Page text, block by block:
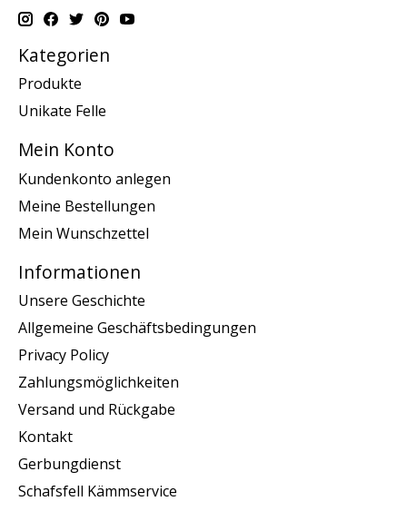
Kategorien
Produkte
Unikate Felle
Mein Konto
Kundenkonto anlegen
Meine Bestellungen
Mein Wunschzettel
Informationen
Unsere Geschichte
Allgemeine Geschäftsbedingungen
Privacy Policy
Zahlungsmöglichkeiten
Versand und Rückgabe
Kontakt
Gerbungdienst
Schafsfell Kämmservice